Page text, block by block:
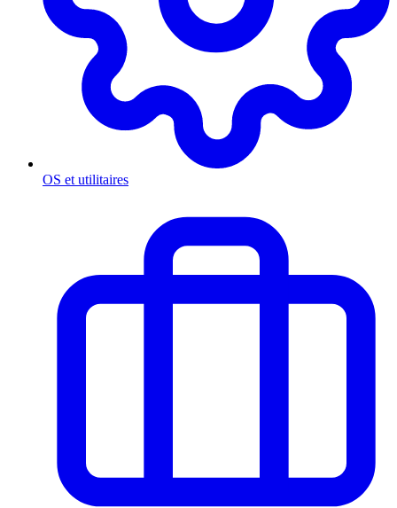
OS et utilitaires